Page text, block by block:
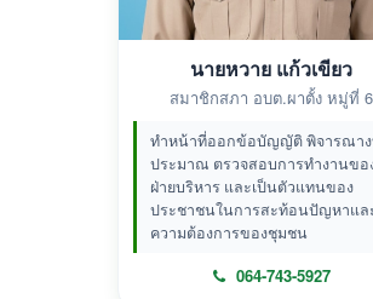
นายหวาย แก้วเขียว
สมาชิกสภา อบต.ผาตั้ง หมู่ที่ 6
ทำหน้าที่ออกข้อบัญญัติ พิจารณา
ประมาณ ตรวจสอบการทำงานขอ
ฝ่ายบริหาร และเป็นตัวแทนของ
ประชาชนในการสะท้อนปัญหาแล
ความต้องการของชุมชน
064-743-5927